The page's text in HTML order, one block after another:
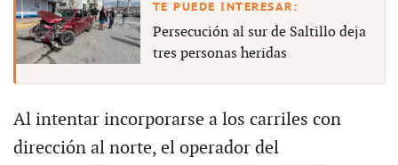
Persecución al sur de Saltillo deja
tres personas heridas
Al intentar incorporarse a los carriles con
dirección al norte, el operador del